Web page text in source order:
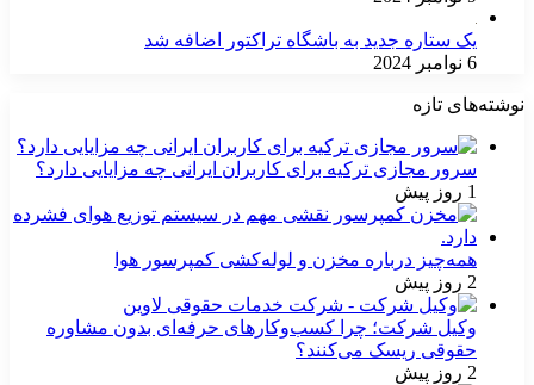
یک ستاره جدید به باشگاه تراکتور اضافه شد
6 نوامبر 2024
نوشته‌های تازه
سرور مجازی ترکیه برای کاربران ایرانی چه مزایایی دارد؟
1 روز پیش
همه‌چیز درباره مخزن و لوله‌کشی کمپرسور هوا
2 روز پیش
وکیل شرکت؛ چرا کسب‌وکارهای حرفه‌ای بدون مشاوره
حقوقی ریسک می‌کنند؟
2 روز پیش